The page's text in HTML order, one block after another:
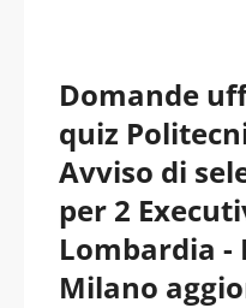
Domande
quiz
Avviso di
per 2
Lombardia -
Milano